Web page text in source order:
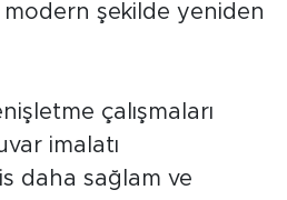
modern şekilde yeniden
çalışmaları
imalatı
daha sağlam ve